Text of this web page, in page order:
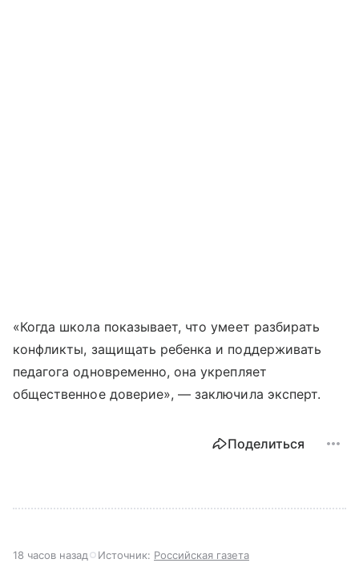
«Когда школа показывает, что умеет разбирать
конфликты, защищать ребенка и поддерживать
педагога одновременно, она укрепляет
общественное доверие», — заключила эксперт.
Поделиться
18 часов назад Источник: Российская газета